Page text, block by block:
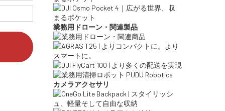
業務用ドローン・関連製品
カメラアクセサリ